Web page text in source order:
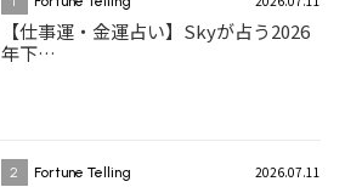
【仕事運・金運占い】Skyが占う2026
年下…
2 Fortune Telling 2026.07.11